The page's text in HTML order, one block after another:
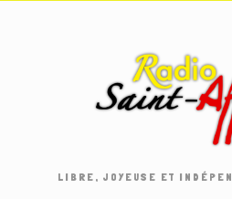
LIBRE, JOYEUSE ET